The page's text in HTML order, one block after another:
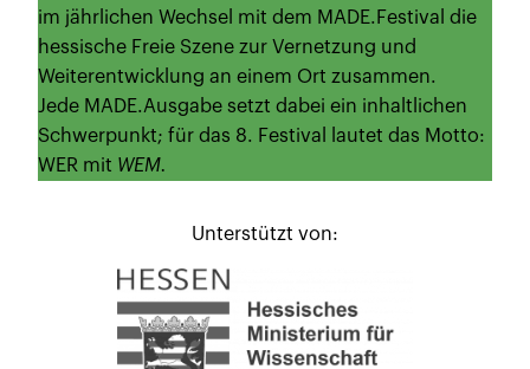
im jährlichen Wechsel mit dem MADE.Festival die
hessische Freie Szene zur Vernetzung und
Weiterentwicklung an einem Ort zusammen.
Jede MADE.Ausgabe setzt dabei ein inhaltlichen
Schwerpunkt; für das 8. Festival lautet das Motto:
WER mit WEM.
Unterstützt von: